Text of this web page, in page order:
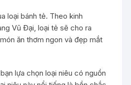
loại bánh tẻ. Theo kinh
Vũ Đại, loại tẻ sẽ cho ra
ăn thơm ngon và đẹp mắt
lựa chọn loại niêu có nguồn